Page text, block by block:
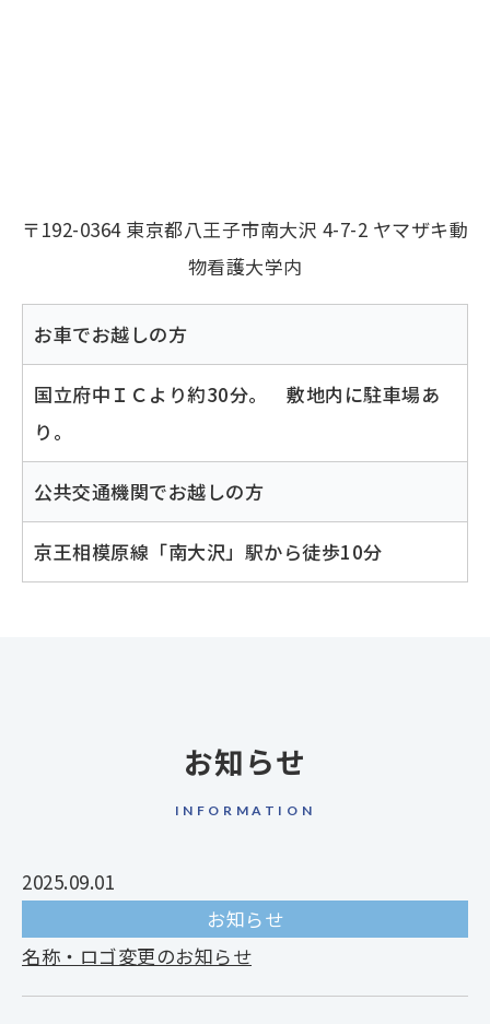
〒192-0364 東京都八王子市南大沢 4-7-2 ヤマザキ動
物看護大学内
お車でお越しの方
国立府中ＩＣより約30分。 敷地内に駐車場あ
り。
公共交通機関でお越しの方
京王相模原線「南大沢」駅から徒歩10分
お知らせ
INFORMATION
2025.09.01
お知らせ
名称・ロゴ変更のお知らせ